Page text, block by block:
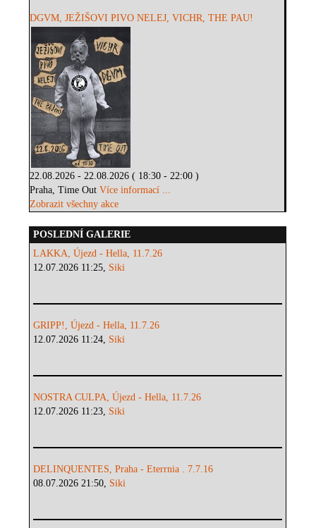
DGVM, JEŽIŠOVI PIVO NELEJ, VICHR, THE PAU!
22.08.2026 - 22.08.2026 ( 18:30 - 22:00 )
Praha, Time OutVíce informací ...
Zobrazit všechny akce
POSLEDNÍ GALERIE
LAKKA, Újezd - Hella, 11.7.26
12.07.2026 11:25, Siki
GRIPP!, Újezd - Hella, 11.7.26
12.07.2026 11:24, Siki
NOSTRA CULPA, Újezd - Hella, 11.7.26
12.07.2026 11:23, Siki
DELINQUENTES, Praha - Eterrnia . 7.7.16
08.07.2026 21:50, Siki